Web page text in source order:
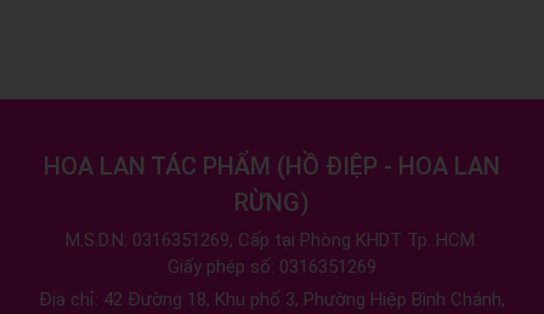
HOA LAN TÁC PHẨM (HỒ ĐIỆP - HOA LAN
RỪNG)
M.S.D.N: 0316351269, Cấp tại Phòng KHDT Tp. HCM.
Giấy phép số: 0316351269
Địa chỉ: 42 Đường 18, Khu phố 3, Phường Hiệp Bình Chánh,